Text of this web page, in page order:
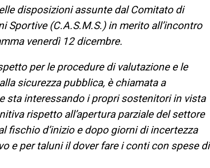
disposizioni assunte dal Comitato di
Sportive (C.A.S.M.S.) in merito all’incontro
venerdì 12 dicembre.
per le procedure di valutazione e le
sicurezza pubblica, è chiamata a
sta interessando i propri sostenitori in vista
rispetto all’apertura parziale del settore
fischio d’inizio e dopo giorni di incertezza
e per taluni il dover fare i conti con spese di